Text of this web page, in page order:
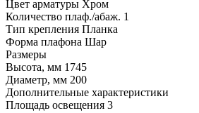
Цвет арматуры Хром
Количество плаф./абаж. 1
Тип крепления Планка
Форма плафона Шар
Размеры
Высота, мм 1745
Диаметр, мм 200
Дополнительные характеристики
Площадь освещения 3